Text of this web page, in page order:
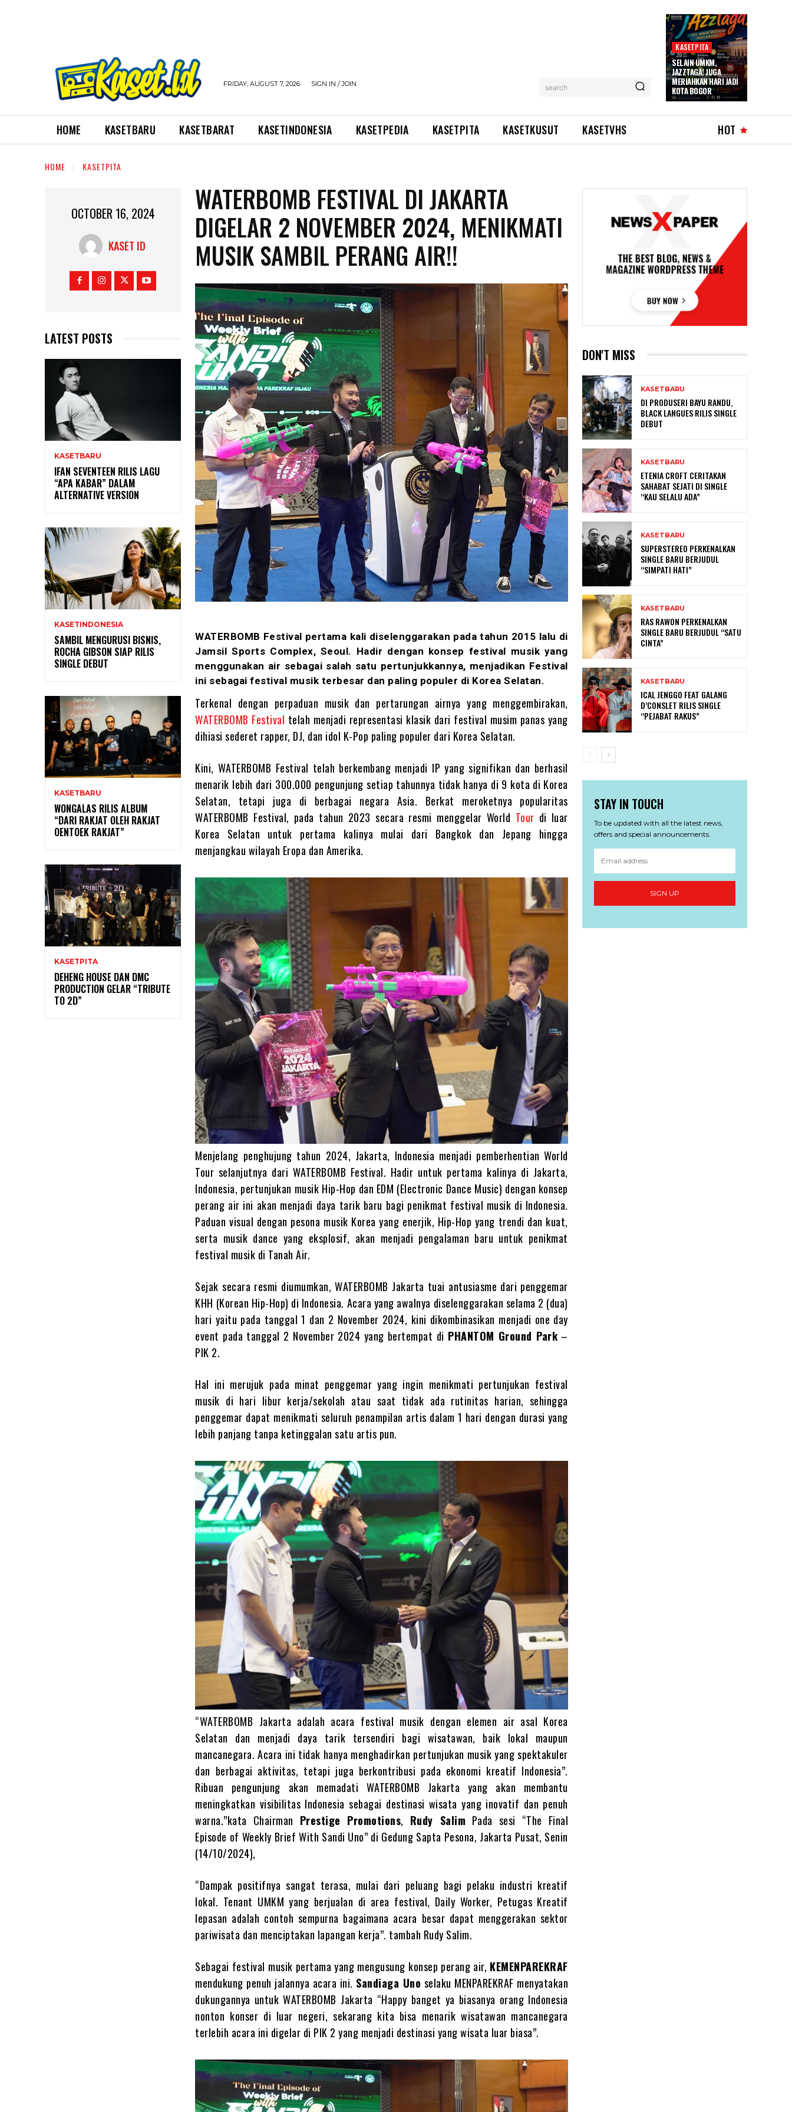
FRIDAY, AUGUST 7, 2026 SIGN IN / JOIN search
KASETPITA
SELAIN UMKM,
JAZZTAGA! JUGA
MERIAHKAN HARI JADI
KOTA BOGOR
HOME KASETBARU KASETBARAT KASETINDONESIA KASETPEDIA KASETPITA KASETKUSUT KASETVHS HOT
HOME KASETPITA
OCTOBER 16, 2024
KASET ID
LATEST POSTS
KASETBARU
IFAN SEVENTEEN RILIS LAGU
“APA KABAR” DALAM
ALTERNATIVE VERSION
KASETINDONESIA
SAMBIL MENGURUSI BISNIS,
ROCHA GIBSON SIAP RILIS
SINGLE DEBUT
KASETBARU
WONGALAS RILIS ALBUM
“DARI RAKJAT OLEH RAKJAT
OENTOEK RAKJAT”
KASETPITA
DEHENG HOUSE DAN DMC
PRODUCTION GELAR “TRIBUTE
TO 2D”
WATERBOMB FESTIVAL DI JAKARTA
DIGELAR 2 NOVEMBER 2024, MENIKMATI
MUSIK SAMBIL PERANG AIR!!
WATERBOMB Festival pertama kali diselenggarakan pada tahun 2015 lalu di
Jamsil Sports Complex, Seoul. Hadir dengan konsep festival musik yang
menggunakan air sebagai salah satu pertunjukkannya, menjadikan Festival
ini sebagai festival musik terbesar dan paling populer di Korea Selatan.
Terkenal dengan perpaduan musik dan pertarungan airnya yang menggembirakan,
WATERBOMB Festival telah menjadi representasi klasik dari festival musim panas yang
dihiasi sederet rapper, DJ, dan idol K-Pop paling populer dari Korea Selatan.
Kini, WATERBOMB Festival telah berkembang menjadi IP yang signifikan dan berhasil
menarik lebih dari 300.000 pengunjung setiap tahunnya tidak hanya di 9 kota di Korea
Selatan, tetapi juga di berbagai negara Asia. Berkat meroketnya popularitas
WATERBOMB Festival, pada tahun 2023 secara resmi menggelar World Tour di luar
Korea Selatan untuk pertama kalinya mulai dari Bangkok dan Jepang hingga
menjangkau wilayah Eropa dan Amerika.
Menjelang penghujung tahun 2024, Jakarta, Indonesia menjadi pemberhentian World
Tour selanjutnya dari WATERBOMB Festival. Hadir untuk pertama kalinya di Jakarta,
Indonesia, pertunjukan musik Hip-Hop dan EDM (Electronic Dance Music) dengan konsep
perang air ini akan menjadi daya tarik baru bagi penikmat festival musik di Indonesia.
Paduan visual dengan pesona musik Korea yang enerjik, Hip-Hop yang trendi dan kuat,
serta musik dance yang eksplosif, akan menjadi pengalaman baru untuk penikmat
festival musik di Tanah Air.
Sejak secara resmi diumumkan, WATERBOMB Jakarta tuai antusiasme dari penggemar
KHH (Korean Hip-Hop) di Indonesia. Acara yang awalnya diselenggarakan selama 2 (dua)
hari yaitu pada tanggal 1 dan 2 November 2024, kini dikombinasikan menjadi one day
event pada tanggal 2 November 2024 yang bertempat di PHANTOM Ground Park –
PIK 2.
Hal ini merujuk pada minat penggemar yang ingin menikmati pertunjukan festival
musik di hari libur kerja/sekolah atau saat tidak ada rutinitas harian, sehingga
penggemar dapat menikmati seluruh penampilan artis dalam 1 hari dengan durasi yang
lebih panjang tanpa ketinggalan satu artis pun.
“WATERBOMB Jakarta adalah acara festival musik dengan elemen air asal Korea
Selatan dan menjadi daya tarik tersendiri bagi wisatawan, baik lokal maupun
mancanegara. Acara ini tidak hanya menghadirkan pertunjukan musik yang spektakuler
dan berbagai aktivitas, tetapi juga berkontribusi pada ekonomi kreatif Indonesia”.
Ribuan pengunjung akan memadati WATERBOMB Jakarta yang akan membantu
meningkatkan visibilitas Indonesia sebagai destinasi wisata yang inovatif dan penuh
warna.”kata Chairman Prestige Promotions, Rudy Salim Pada sesi “The Final
Episode of Weekly Brief With Sandi Uno” di Gedung Sapta Pesona, Jakarta Pusat, Senin
(14/10/2024),
“Dampak positifnya sangat terasa, mulai dari peluang bagi pelaku industri kreatif
lokal. Tenant UMKM yang berjualan di area festival, Daily Worker, Petugas Kreatif
lepasan adalah contoh sempurna bagaimana acara besar dapat menggerakan sektor
pariwisata dan menciptakan lapangan kerja”. tambah Rudy Salim.
Sebagai festival musik pertama yang mengusung konsep perang air, KEMENPAREKRAF
mendukung penuh jalannya acara ini. Sandiaga Uno selaku MENPAREKRAF menyatakan
dukungannya untuk WATERBOMB Jakarta “Happy banget ya biasanya orang Indonesia
nonton konser di luar negeri, sekarang kita bisa menarik wisatawan mancanegara
terlebih acara ini digelar di PIK 2 yang menjadi destinasi yang wisata luar biasa”.
DON'T MISS
KASETBARU
DI PRODUSERI BAYU RANDU,
BLACK LANGUES RILIS SINGLE
DEBUT
KASETBARU
ETENIA CROFT CERITAKAN
SAHABAT SEJATI DI SINGLE
“KAU SELALU ADA”
KASETBARU
SUPERSTEREO PERKENALKAN
SINGLE BARU BERJUDUL
“SIMPATI HATI”
KASETBARU
RAS RAWON PERKENALKAN
SINGLE BARU BERJUDUL “SATU
CINTA”
KASETBARU
ICAL JENGGO FEAT GALANG
D’CONSLET RILIS SINGLE
“PEJABAT RAKUS”
STAY IN TOUCH
To be updated with all the latest news,
offers and special announcements.
SIGN UP